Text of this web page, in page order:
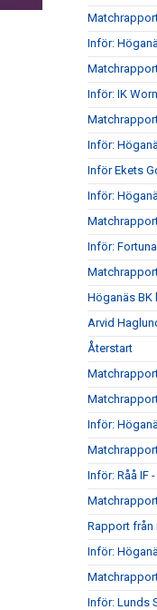
Inför:
Inför: IK
Inför:
Inför Ekets
Inför:
Inför:
Höganäs BK
Arvid
Återstart
Inför:
Inför: Råå IF
Rapport från
Inför:
Inför: Lunds